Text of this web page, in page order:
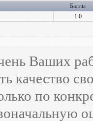
Баллы
1.0
Ваших
качество
по